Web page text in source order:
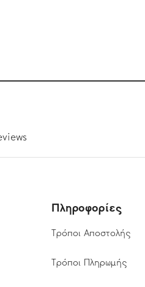
Πληροφορίες
Τρόποι Αποστολής
Τρόποι Πληρωμής